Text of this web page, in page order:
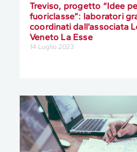
Treviso, progetto “Idee
fuoriclasse”: laboratori
coordinati dall’associata
Veneto La Esse
14 Luglio 2023